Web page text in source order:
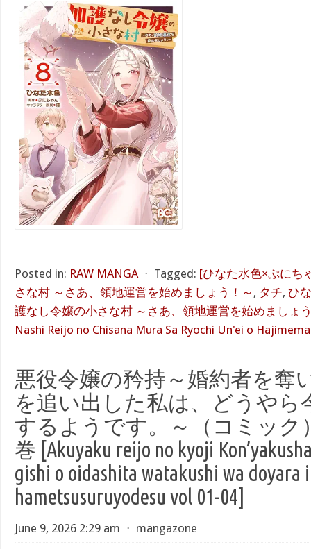
Posted in: RAW MANGA ⋅ Tagged: [ひなた水色×ぷにち
さな村 ～さあ、領地運営を始めましょう！～ , タチ, ひ
護なし令嬢の小さな村 ～さあ、領地運営を始めましょ
Nashi Reijo no Chisana Mura Sa Ryochi Un'ei o
悪役令嬢の矜持～婚約者を奪
を追い出した私は、どうやら
するようです。～（コミック
巻 [Akuyaku reijo no kyoji
gishi o oidashita watakushi wa doyara
hametsusuruyodesu vol 01-04]
June 9, 2026 2:29 am ⋅ mangazone